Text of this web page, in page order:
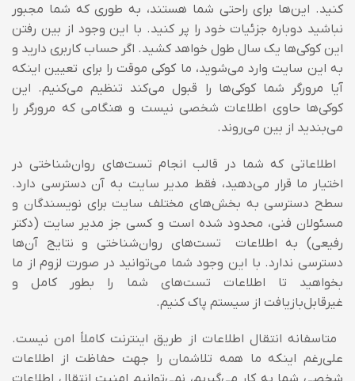
کنید. این‌ها برای راحتی شما هستند، به طوری که شما مجبور
نباشید دوباره جزئیات خود را پر کنید. با این وجود از بین رفتن
این کوکی‌ها یک سال طول خواهد کشید. اگر حساب کاربری دارید و
به این سایت وارد می‌شوید، ما کوکی موقت را برای تعیین اینکه
آیا مرورگر شما کوکی‌ها را قبول می‌کند تنظیم می‌کنیم. این
کوکی‌ها حاوی اطلاعات شخصی نیست و هنگامی که مرورگر را
می‌بندید از بین می‌روند.
اطلاعاتی که شما در قالب انجام تست‌های روان‌شناختی در
اختیار ما قرار می‌دهید، فقط مدیر سایت به آن دسترسی دارد.
سطح دسترسی به بخش‌های مختلف سایت برای نویسندگان و
مسئولان فنی، محدود شده است و کسی جز مدیر سایت (دکتر
رفیعی) به اطلاعات تست‌های روان‌شناختی و نتایج آن‌ها
دسترسی ندارد. با این وجود شما می‌توانید در صورت لزوم از ما
بخواهید تا اطلاعات تست‌های شما را بطور کامل و
غیرقابل‌بازیافت از سیستم پاک کنیم.
متاسفانه انتقال اطلاعات از طریق اینترنت کاملاً امن نیست.
علی‌رغم اینکه ما همه تلاشمان را جهت حفاظت از اطلاعات